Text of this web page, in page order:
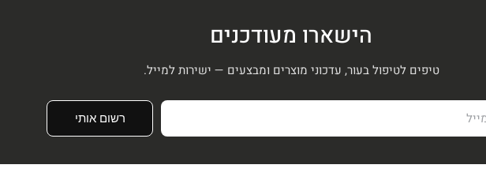
הישארו מעודכנים
טיפים לטיפול בעור, עדכוני מוצרים ומבצעים — ישירות למייל.
רשום אותי